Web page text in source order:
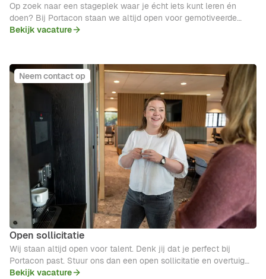
Op zoek naar een stageplek waar je écht iets kunt leren én
doen? Bij Portacon staan we altijd open voor gemotiveerde
stagiaires.
Bekijk vacature
Open sollicitatie
Wij staan altijd open voor talent. Denk jij dat je perfect bij
Portacon past. Stuur ons dan een open sollicitatie en overtuig
ons waarom jij ons team zou moeten versterken. Wie weet
Bekijk vacature
Neem contact op